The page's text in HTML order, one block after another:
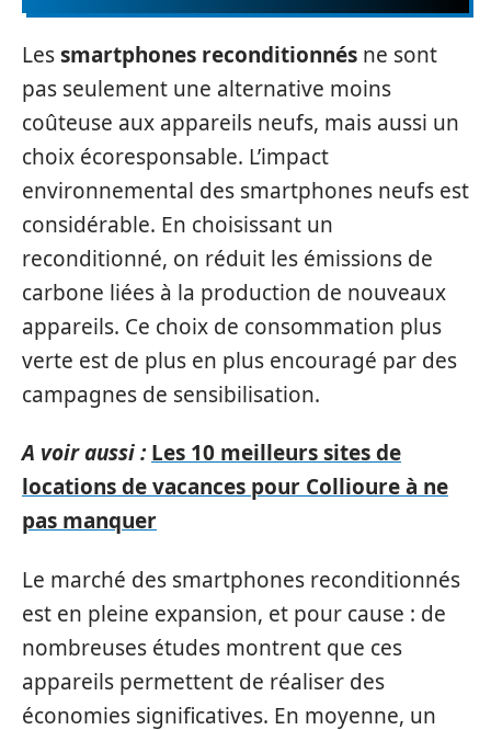
Lessmartphones reconditionnés ne sont
pas seulement une alternative moins
coûteuse aux appareils neufs, mais aussi un
choix écoresponsable. L’impact
environnemental des smartphones neufs est
considérable. En choisissant un
reconditionné, on réduit les émissions de
carbone liées à la production de nouveaux
appareils. Ce choix de consommation plus
verte est de plus en plus encouragé par des
campagnes de sensibilisation.
A voir aussi : Les 10 meilleurs sites de
locations de vacances pour Collioure à ne
pas manquer
Le marché des smartphones reconditionnés
est en pleine expansion, et pour cause : de
nombreuses études montrent que ces
appareils permettent de réaliser des
économies significatives. En moyenne, un